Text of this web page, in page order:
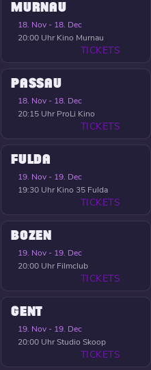
MURNAU
18. Nov - 18. Dec
20:00 Uhr Kino Murnau
TICKETS
PASSAU
18. Nov - 18. Dec
20:15 Uhr ProLi Kino
TICKETS
FULDA
19. Nov - 19. Dec
19:30 Uhr Kino 35 Fulda
TICKETS
BOZEN
19. Nov - 19. Dec
20:00 Uhr Filmclub
TICKETS
GENT
19. Nov - 19. Dec
20:00 UhrStudio Skoop
TICKETS